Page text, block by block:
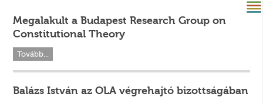
Megalakult a Budapest Research Group on
Constitutional Theory
Tovább...
Balázs István az OLA végrehajtó bizottságában